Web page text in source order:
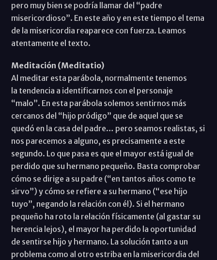
pero muy bien se podría llamar del “padre
misericordioso”. En este año y en este tiempo el tema
de la misericordia reaparece con fuerza. Leamos
atentamente el texto.
Meditación (Meditatio)
Al meditar esta parábola, normalmente tenemos
la tendencia a identificarnos con el personaje
“malo”. En esta parábola solemos sentirnos más
cercanos del “hijo pródigo” que de aquel que se
quedó en la casa del padre… pero seamos realistas, si
nos parecemos a alguno, es precisamente a este
segundo. Lo que pasa es que el mayor está igual de
perdido que su hermano pequeño. Basta comprobar
cómo se dirige a su padre (“en tantos años como te
sirvo”) y cómo se refiere a su hermano (“ese hijo
tuyo”, negando la relación con él). Si el hermano
pequeño ha roto la relación físicamente (al gastar su
herencia lejos), el mayor ha perdido la oportunidad
de sentirse hijo y hermano. La solución tanto a un
problema como al otro estriba en la misericordia del